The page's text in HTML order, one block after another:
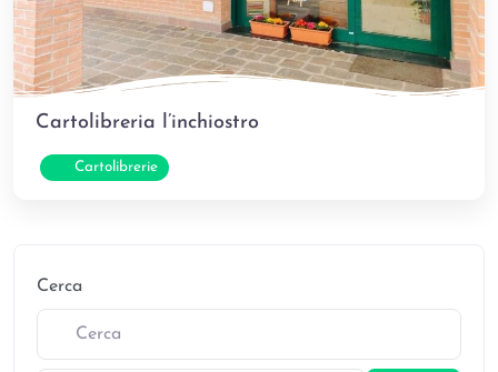
Cerca
Cartolibreria l’inchiostro
Cartolibrerie